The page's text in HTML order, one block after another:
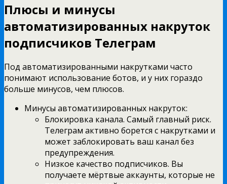
Плюсы и минусы
автоматизированных накруток
подписчиков Телеграм
Под автоматизированными накрутками часто
понимают использование ботов, и у них гораздо
больше минусов, чем плюсов.
Минусы автоматизированных накруток:
Блокировка канала. Самый главный риск.
Телеграм активно борется с накрутками и
может заблокировать ваш канал без
предупреждения.
Низкое качество подписчиков. Вы
получаете мёртвые аккаунты, которые не